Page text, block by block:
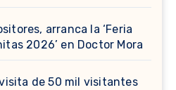
arranca la ‘Feria
2026’ en Doctor Mora
de 50 mil visitantes